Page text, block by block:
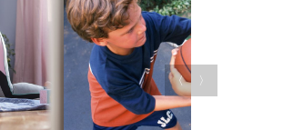
〈 〉